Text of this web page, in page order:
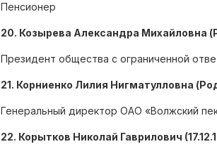
Пенсионер
20. Козырева Александра Михайловна
Президент общества с ограниченной
21. Корниенко Лилия Нигматулловна
Генеральный директор ОАО «Волжский
22. Корытков Николай Гаврилович